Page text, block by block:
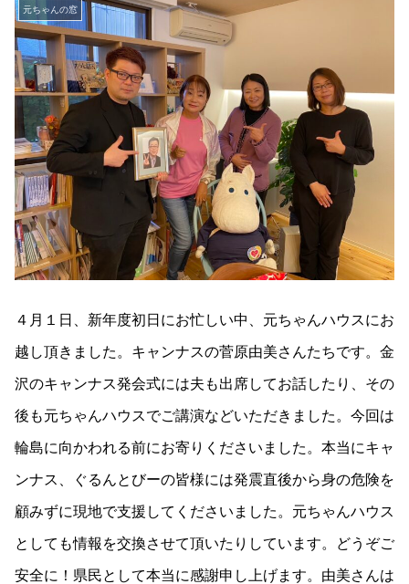
元ちゃんの窓
４月１日、新年度初日にお忙しい中、元ちゃんハウスにお
越し頂きました。キャンナスの菅原由美さんたちです。金
沢のキャンナス発会式には夫も出席してお話したり、その
後も元ちゃんハウスでご講演などいただきました。今回は
輪島に向かわれる前にお寄りくださいました。本当にキャ
ンナス、ぐるんとびーの皆様には発震直後から身の危険を
顧みずに現地で支援してくださいました。元ちゃんハウス
としても情報を交換させて頂いたりしています。どうぞご
安全に！県民として本当に感謝申し上げます。由美さんは